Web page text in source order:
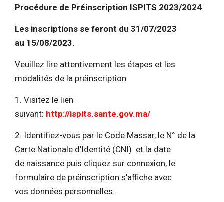
Procédure de Préinscription ISPITS 2023/2024
Les inscriptions se feront du 31/07/2023
au 15/08/2023.
Veuillez lire attentivement les étapes et les
modalités de la préinscription.
1. Visitez le lien
suivant: http://ispits.sante.gov.ma/
2. Identifiez-vous par le Code Massar, le N° de la
Carte Nationale d’Identité (CNI) et la date
de naissance puis cliquez sur connexion, le
formulaire de préinscription s’affiche avec
vos données personnelles.